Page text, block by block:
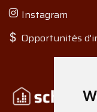
Instagram
Opportunités